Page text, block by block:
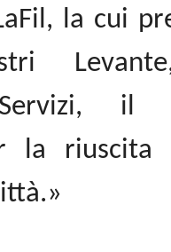
la cui
Servizi,
la